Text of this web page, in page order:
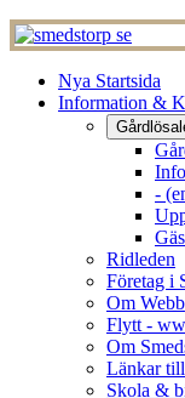
Nya Startsida
Information &
-
Ridleden
Företag i
Om
Flytt -
Om
Länkar
Skola &